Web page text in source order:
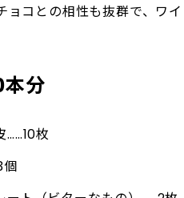
ョコとの相性も抜群で、ワ
分
……10枚
個